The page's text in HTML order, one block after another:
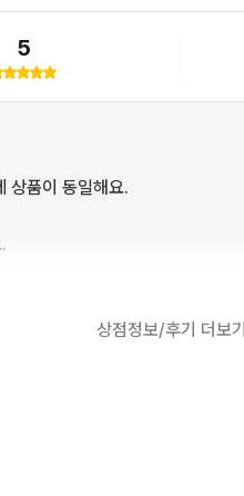
5
상품이 동일해요.
상점정보/후기 더보기